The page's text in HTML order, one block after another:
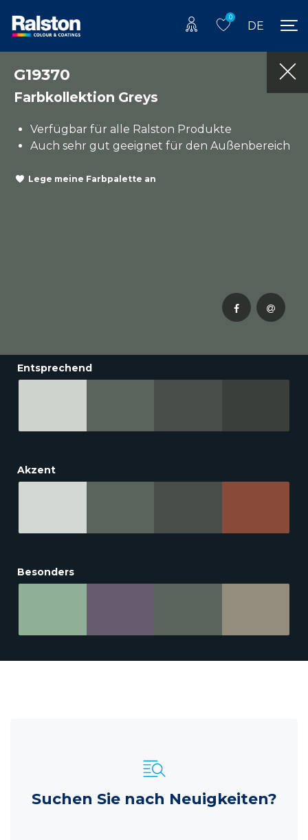
0
DE
G19370
Farbkollektion Greys
Verfügbar für alle Ralston Produkte
Auch sehr gut geeignet für den Außenbereich
Lege meine Farbpalette an
Entsprechend
Akzent
Besonders
Suchen Sie nach Neuigkeiten?